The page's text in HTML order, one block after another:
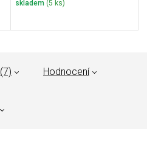
skladem (5 ks)
Hodnocení